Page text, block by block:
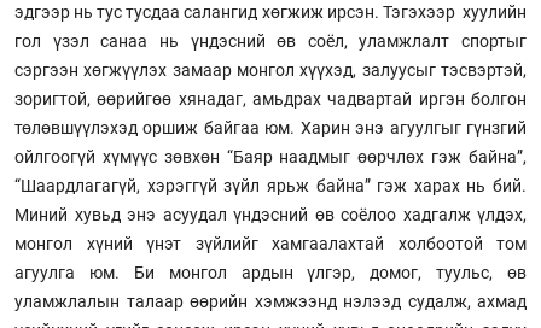
эдгээр нь тус тусдаа салангид хөгжиж ирсэн. Тэгэхээр хуулийн
гол үзэл санаа нь үндэсний өв соёл, уламжлалт спортыг
сэргээн хөгжүүлэх замаар монгол хүүхэд, залуусыг тэсвэртэй,
зоригтой, өөрийгөө хянадаг, амьдрах чадвартай иргэн болгон
төлөвшүүлэхэд оршиж байгаа юм. Харин энэ агуулгыг гүнзгий
ойлгоогүй хүмүүс зөвхөн “Баяр наадмыг өөрчлөх гэж байна”,
“Шаардлагагүй, хэрэггүй зүйл ярьж байна” гэж харах нь бий.
Миний хувьд энэ асуудал үндэсний өв соёлоо хадгалж үлдэх,
монгол хүний үнэт зүйлийг хамгаалахтай холбоотой том
агуулга юм. Би монгол ардын үлгэр, домог, туульс, өв
уламжлалын талаар өөрийн хэмжээнд нэлээд судалж, ахмад